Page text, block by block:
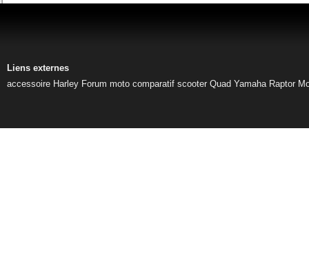
Liens externes
accessoire Harley Forum moto comparatif scooter Quad Yamaha Raptor